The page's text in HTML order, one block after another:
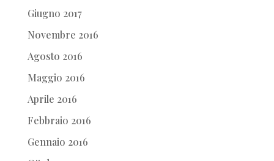
Giugno 2017
Novembre 2016
Agosto 2016
Maggio 2016
Aprile 2016
Febbraio 2016
Gennaio 2016